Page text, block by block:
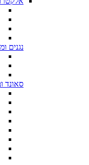
נגנים
סאונד